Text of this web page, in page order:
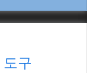
도구